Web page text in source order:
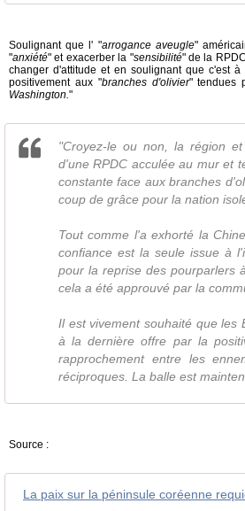
Soulignant que l' "arrogance aveugle"
"anxiété" et exacerber la "sensibilité" de la
changer d'attitude et en soulignant que c'est
positivement aux "branches d'olivier" tendues
Washington."
"Croyez-le ou non, la région
d'une RPDC acculée au mur et
constante face aux branches
coup de grâce pour la nation
Tout comme l'a exhorté la
confiance est la seule issue à
pour la reprise des pourparlers
cela a été approuvé par la
Il est vivement souhaité que les
à la dernière offre par la
rapprochement entre les
réciproques. La balle est
Source :
La paix sur la péninsule coréenne